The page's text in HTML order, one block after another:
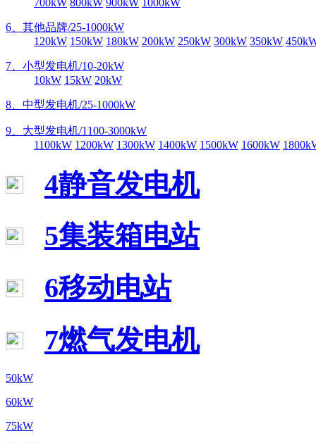
6、其他品牌/25-1000kW
120kW 150kW 180kW 200kW 250kW 300kW 350kW
7、小型发电机/10-20kW
10kW 15kW 20kW
8、中型发电机/25-1000kW
9、大型发电机/1100-3000kW
1100kW 1200kW 1300kW 1400kW 1500kW 1600kW
4静音发电机
5集装箱电站
6移动电站
7燃气发电机
50kW
60kW
75kW